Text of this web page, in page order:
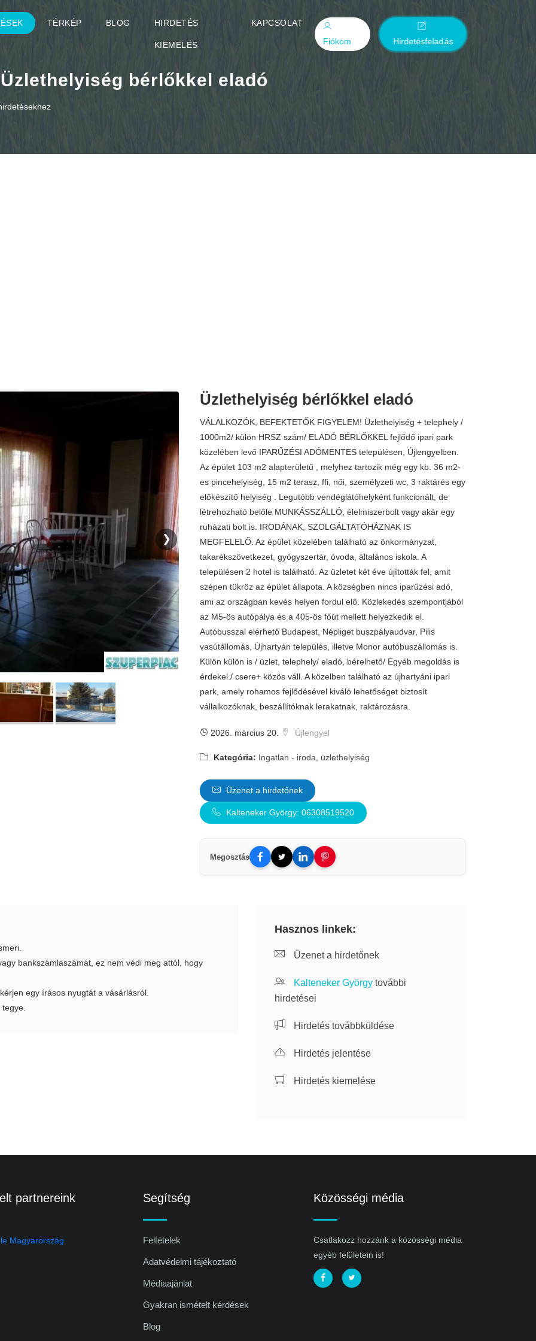
TÉRKÉP BLOG HIRDETÉS
KIEMELÉS
KAPCSOLAT
Fiókom
Hirdetésfeladás
Üzlethelyiség bérlőkkel eladó
❯
Üzlethelyiség bérlőkkel eladó
VÁLALKOZÓK, BEFEKTETŐK FIGYELEM! Üzlethelyiség + telephely /
1000m2/ külön HRSZ szám/ ELADÓ BÉRLŐKKEL fejlődő ipari park
közelében levő IPARŰZÉSI ADÓMENTES településen, Újlengyelben.
Az épület 103 m2 alapterületű , melyhez tartozik még egy kb. 36 m2-
es pincehelyiség, 15 m2 terasz, ffi, női, személyzeti wc, 3 raktárés egy
előkészítő helyiség . Legutóbb vendéglátóhelyként funkcionált, de
létrehozható belőle MUNKÁSSZÁLLÓ, élelmiszerbolt vagy akár egy
ruházati bolt is. IRODÁNAK, SZOLGÁLTATÓHÁZNAK IS
MEGFELELŐ. Az épület közelében található az önkormányzat,
takarékszövetkezet, gyógyszertár, óvoda, általános iskola. A
településen 2 hotel is található. Az üzletet két éve újították fel, amit
szépen tükröz az épület állapota. A községben nincs iparűzési adó,
ami az országban kevés helyen fordul elő. Közlekedés szempontjából
az M5-ös autópálya és a 405-ös főút mellett helyezkedik el.
Autóbusszal elérhető Budapest, Népliget buszpályaudvar, Pilis
vasútállomás, Újhartyán település, illetve Monor autóbuszállomás is.
Külön külön is / üzlet, telephely/ eladó, bérelhető/ Egyéb megoldás is
érdekel./ csere+ közös váll. A közelben található az újhartyáni ipari
park, amely rohamos fejlődésével kiváló lehetőséget biztosít
vállalkozóknak, beszállítóknak lerakatnak, raktározásra.
2026. március 20. Újlengyel
Kategória: Ingatlan - iroda, üzlethelyiség
Üzenet a hirdetőnek
Kalteneker György: 06308519520
Megosztás
bankszámlaszámát, ez nem védi meg attól, hogy
egy írásos nyugtát a vásárlásról.
Hasznos linkek:
Üzenet a hirdetőnek
Kalteneker György további
hirdetései
Hirdetés továbbküldése
Hirdetés jelentése
Hirdetés kiemelése
partnereink Segítség
Feltételek
Adatvédelmi tájékoztató
Médiaajánlat
Gyakran ismételt kérdések
Blog
Közösségi média
Csatlakozz hozzánk a közösségi média
egyéb felületein is!